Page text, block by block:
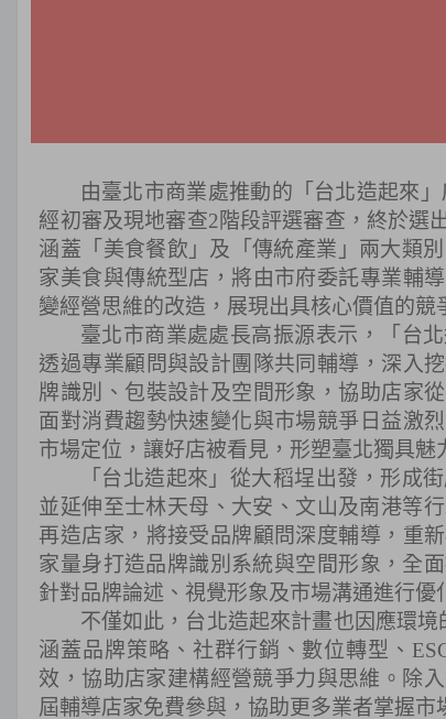
由臺北市商業處推動的「台北造起來
經初審及現地審查2階段評選審查，終於選
涵蓋「美食餐飲」及「傳統產業」兩大類
家美食與傳統型店，將由市府委託專業輔
變經營思維的改造，展現出具核心價值的競
臺北市商業處處長高振源表示，「台
透過專業顧問與設計團隊共同輔導，深入
牌識別、包裝設計及空間形象，協助店家
面對消費趨勢快速變化與市場競爭日益激
市場定位，讓好店被看見，形塑臺北獨具魅
「台北造起來」從大稻埕出發，形成
並延伸至士林天母、大安、文山及南港等
再造店家，將接受品牌顧問深度輔導，重
家量身打造品牌識別系統與空間形象，全
針對品牌論述、視覺形象及市場溝通進行優
不僅如此，台北造起來計畫也因應環
涵蓋品牌策略、社群行銷、數位轉型、
效，協助店家建構經營競爭力與思維。除
屆輔導店家免費參與，協助更多業者掌握市